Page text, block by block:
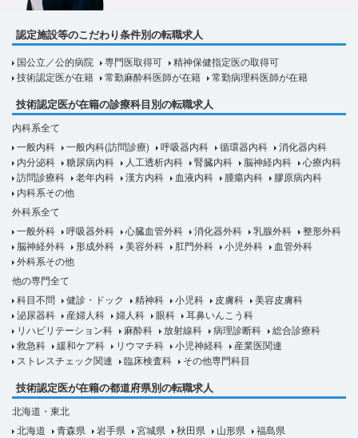
認定施設等のこだわり条件別の転職求人
国公立／公的病院 専門医取得可
精神保健指定医の取得可
技術認定医が在籍
常勤麻酔科医師が在籍 常勤病理科医師が在籍
技術認定医が在籍の診療科目別の転職求人
内科系全て
一般内科
一般内科(訪問診療) 呼吸器内科 循環器内科
消化器内科
内分泌科
糖尿病内科 人工透析内科 腎臓内科 脳神経内科
心療内科
訪問診療科
老年内科 漢方内科 血液内科 腫瘍内科
膠原病内科
内科系その他
外科系全て
一般外科
呼吸器外科 心臓血管外科 消化器外科 乳腺外科
整形外科
脳神経外科
形成外科 美容外科 肛門外科 小児外科
血管外科
外科系その他
他の専門全て
科目不問
健診・ドック 精神科 小児科 皮膚科
美容皮膚科
泌尿器科
産婦人科 婦人科 眼科
耳鼻いんこう科
リハビリテーション科
麻酔科 放射線科 病理診断科
総合診療科
救急科
緩和ケア科 リウマチ科 小児神経科
産業医関連
ストレスチェック関連
臨床検査科 その他専門科目
技術認定医が在籍の都道府県別の転職求人
北海道・東北
北海道
青森県 岩手県 宮城県 秋田県 山形県
福島県